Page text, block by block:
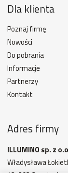
Dla klienta
Poznaj firmę
Nowości
Do pobrania
Informacje
Partnerzy
Kontakt
Adres firmy
ILLUMINO sp. z
Władysława
42-202 Częstochowa